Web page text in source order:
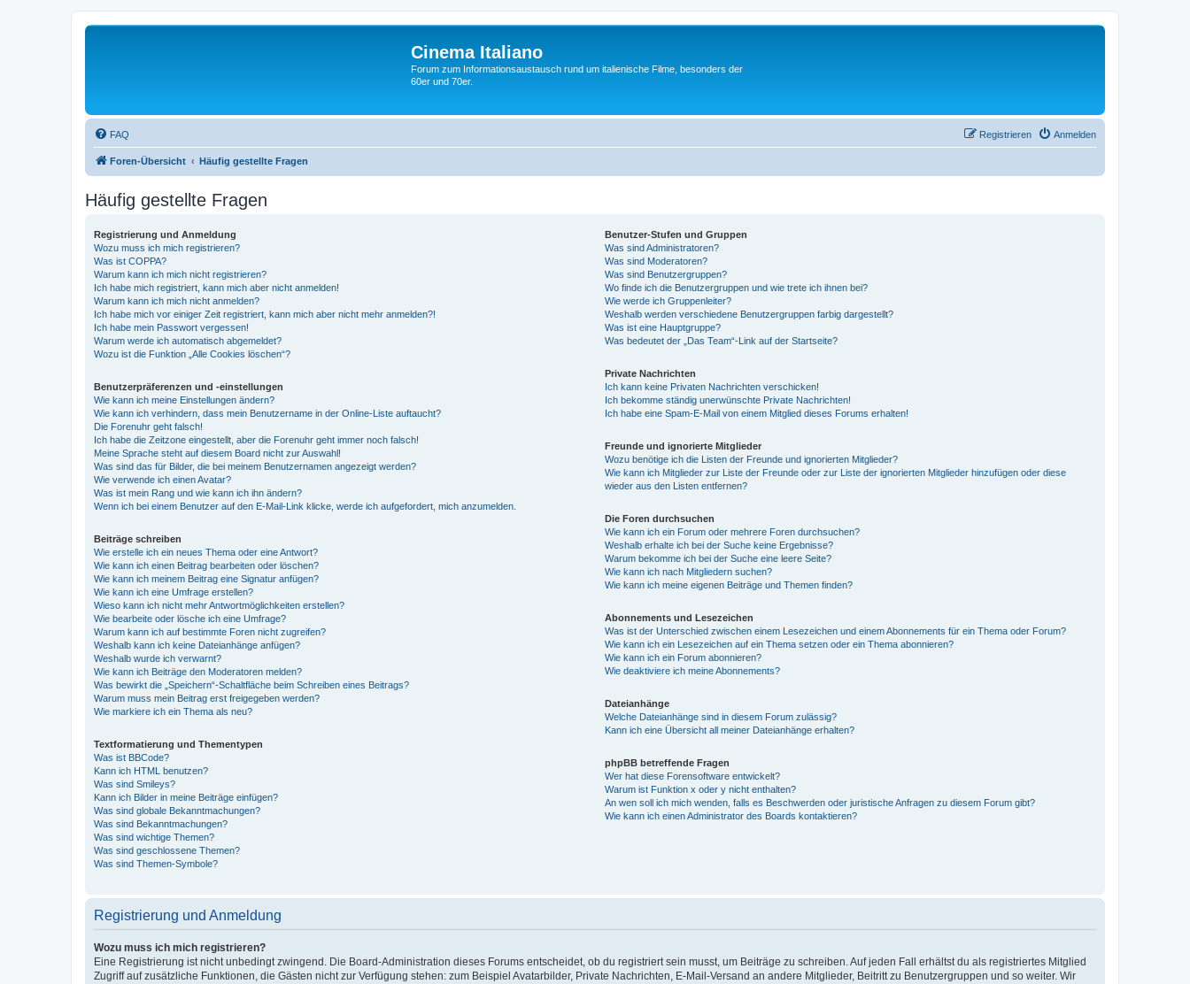
Cinema Italiano
Forum zum Informationsaustausch rund um italienische Filme, besonders der
60er und 70er.
FAQ Anmelden
Registrieren
Foren-Übersicht Häufig gestellte Fragen
Häufig gestellte Fragen
Registrierung und Anmeldung
Wozu muss ich mich registrieren?
Was ist COPPA?
Warum kann ich mich nicht registrieren?
Ich habe mich registriert, kann mich aber nicht anmelden!
Warum kann ich mich nicht anmelden?
Ich habe mich vor einiger Zeit registriert, kann mich aber nicht mehr anmelden?!
Ich habe mein Passwort vergessen!
Warum werde ich automatisch abgemeldet?
Wozu ist die Funktion „Alle Cookies löschen“?
Benutzerpräferenzen und -einstellungen
Wie kann ich meine Einstellungen ändern?
Wie kann ich verhindern, dass mein Benutzername in der Online-Liste auftaucht?
Die Forenuhr geht falsch!
Ich habe die Zeitzone eingestellt, aber die Forenuhr geht immer noch falsch!
Meine Sprache steht auf diesem Board nicht zur Auswahl!
Was sind das für Bilder, die bei meinem Benutzernamen angezeigt werden?
Wie verwende ich einen Avatar?
Was ist mein Rang und wie kann ich ihn ändern?
Wenn ich bei einem Benutzer auf den E-Mail-Link klicke, werde ich aufgefordert, mich anzumelden.
Beiträge schreiben
Wie erstelle ich ein neues Thema oder eine Antwort?
Wie kann ich einen Beitrag bearbeiten oder löschen?
Wie kann ich meinem Beitrag eine Signatur anfügen?
Wie kann ich eine Umfrage erstellen?
Wieso kann ich nicht mehr Antwortmöglichkeiten erstellen?
Wie bearbeite oder lösche ich eine Umfrage?
Warum kann ich auf bestimmte Foren nicht zugreifen?
Weshalb kann ich keine Dateianhänge anfügen?
Weshalb wurde ich verwarnt?
Wie kann ich Beiträge den Moderatoren melden?
Was bewirkt die „Speichern“-Schaltfläche beim Schreiben eines Beitrags?
Warum muss mein Beitrag erst freigegeben werden?
Wie markiere ich ein Thema als neu?
Textformatierung und Thementypen
Was ist BBCode?
Kann ich HTML benutzen?
Was sind Smileys?
Kann ich Bilder in meine Beiträge einfügen?
Was sind globale Bekanntmachungen?
Was sind Bekanntmachungen?
Was sind wichtige Themen?
Was sind geschlossene Themen?
Was sind Themen-Symbole?
Benutzer-Stufen und Gruppen
Was sind Administratoren?
Was sind Moderatoren?
Was sind Benutzergruppen?
Wo finde ich die Benutzergruppen und wie trete ich ihnen bei?
Wie werde ich Gruppenleiter?
Weshalb werden verschiedene Benutzergruppen farbig dargestellt?
Was ist eine Hauptgruppe?
Was bedeutet der „Das Team“-Link auf der Startseite?
Private Nachrichten
Ich kann keine Privaten Nachrichten verschicken!
Ich bekomme ständig unerwünschte Private Nachrichten!
Ich habe eine Spam-E-Mail von einem Mitglied dieses Forums erhalten!
Freunde und ignorierte Mitglieder
Wozu benötige ich die Listen der Freunde und ignorierten Mitglieder?
Wie kann ich Mitglieder zur Liste der Freunde oder zur Liste der ignorierten Mitglieder hinzufügen oder diese
wieder aus den Listen entfernen?
Die Foren durchsuchen
Wie kann ich ein Forum oder mehrere Foren durchsuchen?
Weshalb erhalte ich bei der Suche keine Ergebnisse?
Warum bekomme ich bei der Suche eine leere Seite?
Wie kann ich nach Mitgliedern suchen?
Wie kann ich meine eigenen Beiträge und Themen finden?
Abonnements und Lesezeichen
Was ist der Unterschied zwischen einem Lesezeichen und einem Abonnements für ein Thema oder Forum?
Wie kann ich ein Lesezeichen auf ein Thema setzen oder ein Thema abonnieren?
Wie kann ich ein Forum abonnieren?
Wie deaktiviere ich meine Abonnements?
Dateianhänge
Welche Dateianhänge sind in diesem Forum zulässig?
Kann ich eine Übersicht all meiner Dateianhänge erhalten?
phpBB betreffende Fragen
Wer hat diese Forensoftware entwickelt?
Warum ist Funktion x oder y nicht enthalten?
An wen soll ich mich wenden, falls es Beschwerden oder juristische Anfragen zu diesem Forum gibt?
Wie kann ich einen Administrator des Boards kontaktieren?
Registrierung und Anmeldung
Wozu muss ich mich registrieren?
Eine Registrierung ist nicht unbedingt zwingend. Die Board-Administration dieses Forums entscheidet, ob du registriert sein musst, um Beiträge zu schreiben. Auf jeden Fall erhältst du als registriertes Mitglied
Zugriff auf zusätzliche Funktionen, die Gästen nicht zur Verfügung stehen: zum Beispiel Avatarbilder, Private Nachrichten, E-Mail-Versand an andere Mitglieder, Beitritt zu Benutzergruppen und so weiter. Wir